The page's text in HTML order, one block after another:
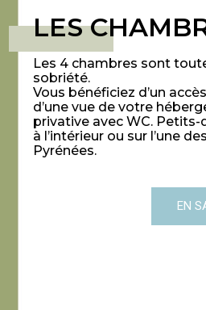
LES
Les 4 chambres sont
sobriété.
Vous bénéficiez d’un
d’une vue de votre
privative avec WC.
à l’intérieur ou sur l’une
Pyrénées.
EN